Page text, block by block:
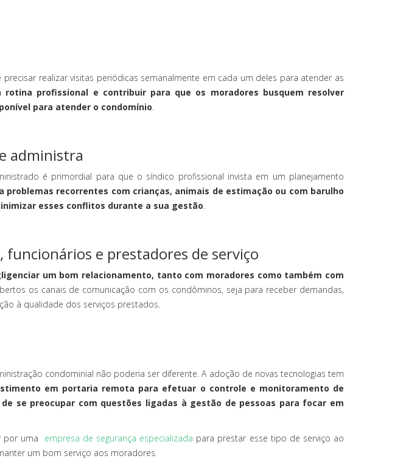
realizar visitas periódicas semanalmente em cada um deles para atender as
profissional e contribuir para que os moradores busquem resolver
para atender o condomínio.
administra
é primordial para que o síndico profissional invista em um planejamento
recorrentes com crianças, animais de estimação ou com barulho
esses conflitos durante a sua gestão.
e prestadores de serviço
um bom relacionamento, tanto com moradores como também com
os canais de comunicação com os condôminos, seja para receber demandas,
à qualidade dos serviços prestados.
condominial não poderia ser diferente. A adoção de novas tecnologias tem
em portaria remota para efetuar o controle e monitoramento de
se preocupar com questões ligadas à gestão de pessoas para focar em
por uma empresa de segurança especializada para prestar esse tipo de serviço ao
um bom serviço aos moradores.